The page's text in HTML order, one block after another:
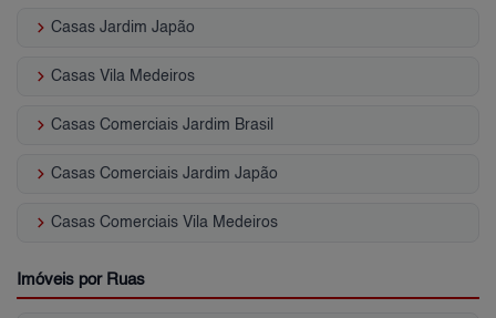
keyboard_arrow_right Casas Jardim Japão
keyboard_arrow_right Casas Vila Medeiros
keyboard_arrow_right Casas Comerciais Jardim Brasil
keyboard_arrow_right Casas Comerciais Jardim Japão
keyboard_arrow_right Casas Comerciais Vila Medeiros
Imóveis por Ruas